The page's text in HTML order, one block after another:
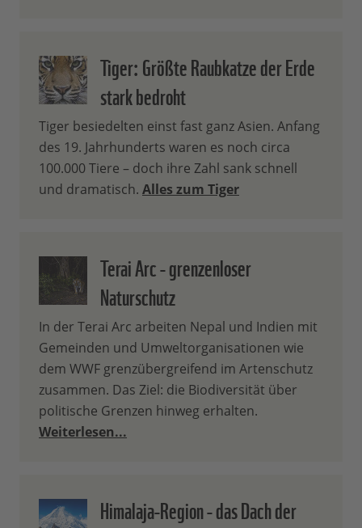
Tiger: Größte Raubkatze der Erde
stark bedroht
Tiger besiedelten einst fast ganz Asien. Anfang
des 19. Jahrhunderts waren es noch circa
100.000 Tiere – doch ihre Zahl sank schnell
und dramatisch. Alles zum Tiger
Terai Arc - grenzenloser
Naturschutz
In der Terai Arc arbeiten Nepal und Indien mit
Gemeinden und Umweltorganisationen wie
dem WWF grenzübergreifend im Artenschutz
zusammen. Das Ziel: die Biodiversität über
politische Grenzen hinweg erhalten.
Weiterlesen...
Himalaja-Region - das Dach der